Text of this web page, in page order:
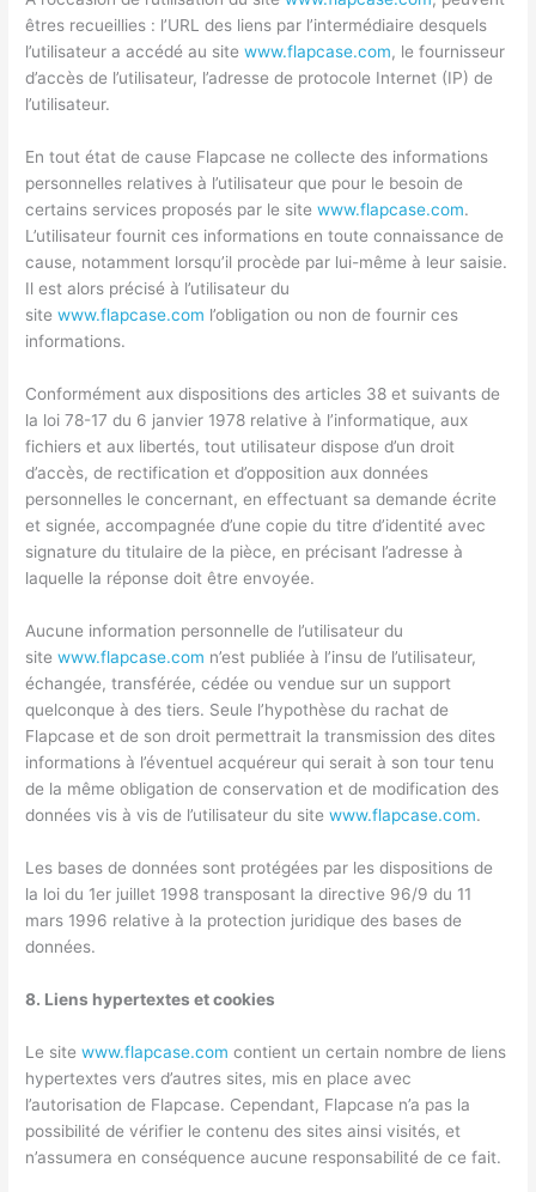
êtres recueillies : l’URL des liens par l’intermédiaire desquels
l’utilisateur a accédé au sitewww.flapcase.com, le fournisseur
d’accès de l’utilisateur, l’adresse de protocole Internet (IP) de
l’utilisateur.
En tout état de cause Flapcase ne collecte des informations
personnelles relatives à l’utilisateur que pour le besoin de
certains services proposés par le sitewww.flapcase.com.
L’utilisateur fournit ces informations en toute connaissance de
cause, notamment lorsqu’il procède par lui-même à leur saisie.
Il est alors précisé à l’utilisateur du
sitewww.flapcase.com l’obligation ou non de fournir ces
informations.
Conformément aux dispositions des articles 38 et suivants de
la loi 78-17 du 6 janvier 1978 relative à l’informatique, aux
fichiers et aux libertés, tout utilisateur dispose d’un droit
d’accès, de rectification et d’opposition aux données
personnelles le concernant, en effectuant sa demande écrite
et signée, accompagnée d’une copie du titre d’identité avec
signature du titulaire de la pièce, en précisant l’adresse à
laquelle la réponse doit être envoyée.
Aucune information personnelle de l’utilisateur du
sitewww.flapcase.com n’est publiée à l’insu de l’utilisateur,
échangée, transférée, cédée ou vendue sur un support
quelconque à des tiers. Seule l’hypothèse du rachat de
Flapcase et de son droit permettrait la transmission des dites
informations à l’éventuel acquéreur qui serait à son tour tenu
de la même obligation de conservation et de modification des
données vis à vis de l’utilisateur du sitewww.flapcase.com.
Les bases de données sont protégées par les dispositions de
la loi du 1er juillet 1998 transposant la directive 96/9 du 11
mars 1996 relative à la protection juridique des bases de
données.
8. Liens hypertextes et cookies
Le sitewww.flapcase.com contient un certain nombre de liens
hypertextes vers d’autres sites, mis en place avec
l’autorisation de Flapcase. Cependant, Flapcase n’a pas la
possibilité de vérifier le contenu des sites ainsi visités, et
n’assumera en conséquence aucune responsabilité de ce fait.